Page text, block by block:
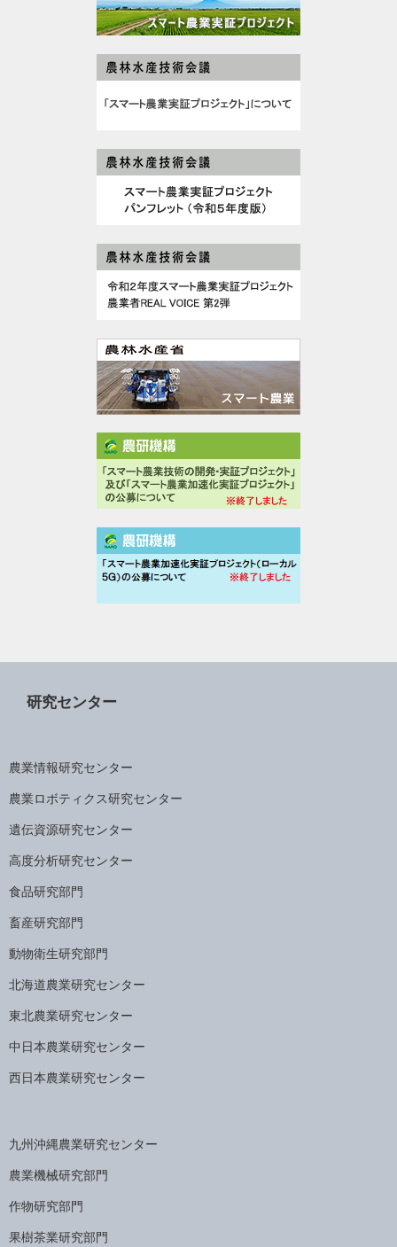
研究センター
農業情報研究センター
農業ロボティクス研究センター
遺伝資源研究センター
高度分析研究センター
食品研究部門
畜産研究部門
動物衛生研究部門
北海道農業研究センター
東北農業研究センター
中日本農業研究センター
西日本農業研究センター
九州沖縄農業研究センター
農業機械研究部門
作物研究部門
果樹茶業研究部門